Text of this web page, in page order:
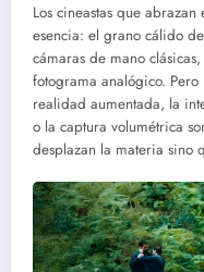
Los cineastas que
esencia: el grano cálido
cámaras de mano
fotograma analógico.
realidad aumentada, la
o la captura volumétrica
desplazan la materia sino